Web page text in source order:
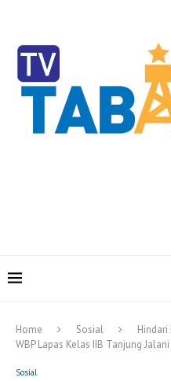
Home Sosial
WBP Lapas Kelas IIB Tanjung
Sosial